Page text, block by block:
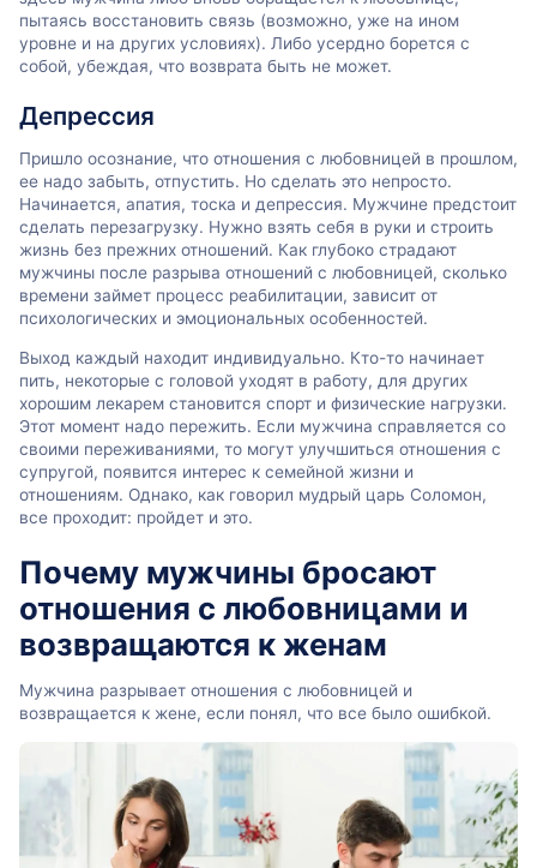
пытаясь восстановить связь (возможно, уже на ином
уровне и на других условиях). Либо усердно борется с
собой, убеждая, что возврата быть не может.
Депрессия
Пришло осознание, что отношения с любовницей в прошлом,
ее надо забыть, отпустить. Но сделать это непросто.
Начинается, апатия, тоска и депрессия. Мужчине предстоит
сделать перезагрузку. Нужно взять себя в руки и строить
жизнь без прежних отношений. Как глубоко страдают
мужчины после разрыва отношений с любовницей, сколько
времени займет процесс реабилитации, зависит от
психологических и эмоциональных особенностей.
Выход каждый находит индивидуально. Кто-то начинает
пить, некоторые с головой уходят в работу, для других
хорошим лекарем становится спорт и физические нагрузки.
Этот момент надо пережить. Если мужчина справляется со
своими переживаниями, то могут улучшиться отношения с
супругой, появится интерес к семейной жизни и
отношениям. Однако, как говорил мудрый царь Соломон,
все проходит: пройдет и это.
Почему мужчины бросают
отношения с любовницами и
возвращаются к женам
Мужчина разрывает отношения с любовницей и
возвращается к жене, если понял, что все было ошибкой.